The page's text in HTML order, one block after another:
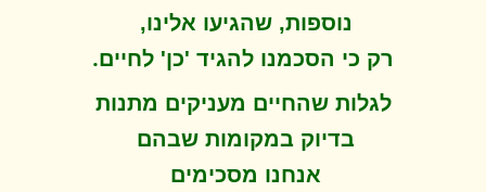
נוספות, שהגיעו אלינו,
רק כי הסכמנו להגיד 'כן' לחיים.
לגלות שהחיים מעניקים מתנות
בדיוק במקומות שבהם
אנחנו מסכימים